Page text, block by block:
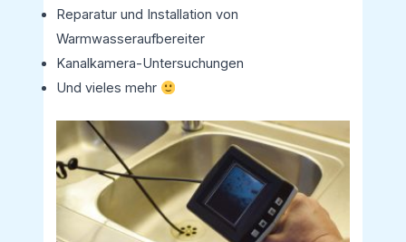
Reparatur und Installation von
Warmwasseraufbereiter
Kanalkamera-Untersuchungen
Und vieles mehr